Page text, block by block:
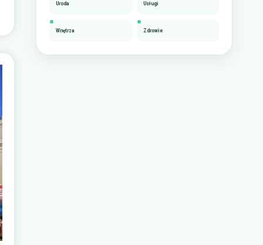
Uroda Usługi
Wnętrza Zdrowie